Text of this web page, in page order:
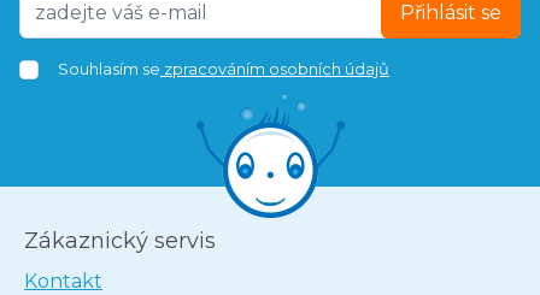
Přihlásit se
Souhlasím se zpracováním osobních údajů
Zákaznický servis
Kontakt